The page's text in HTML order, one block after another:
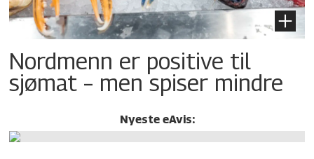
Nordmenn er positive til
sjømat – men spiser mindre
Nyeste eAvis: